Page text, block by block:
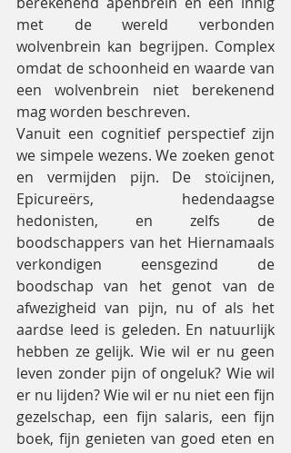
met de wereld verbonden
wolvenbrein kan begrijpen. Complex
omdat de schoonheid en waarde van
een wolvenbrein niet berekenend
mag worden beschreven.
Vanuit een cognitief perspectief zijn
we simpele wezens. We zoeken genot
en vermijden pijn. De stoïcijnen,
Epicureërs, hedendaagse
hedonisten, en zelfs de
boodschappers van het Hiernamaals
verkondigen eensgezind de
boodschap van het genot van de
afwezigheid van pijn, nu of als het
aardse leed is geleden. En natuurlijk
hebben ze gelijk. Wie wil er nu geen
leven zonder pijn of ongeluk? Wie wil
er nu lijden? Wie wil er nu niet een fijn
gezelschap, een fijn salaris, een fijn
boek, fijn genieten van goed eten en